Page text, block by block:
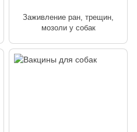
Заживление ран, трещин,
мозоли у собак